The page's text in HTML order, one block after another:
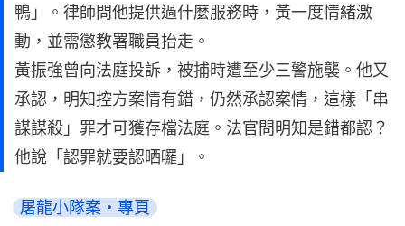
鴨」。律師問他提供過什麼服務時，黃一度情緒激
動，並需懲教署職員抬走。
黃振強曾向法庭投訴，被捕時遭至少三警施襲。他又
承認，明知控方案情有錯，仍然承認案情，這樣「串
謀謀殺」罪才可獲存檔法庭。法官問明知是錯都認？
他說「認罪就要認晒囉」。
屠龍小隊案・專頁